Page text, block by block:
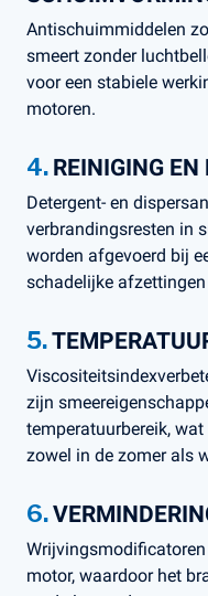
Antischuimmiddelen
smeert zonder
voor een stabiele
motoren.
4. REINIGING EN
Detergent- en
verbrandingsresten in
worden afgevoerd bij
schadelijke
5.
zijn
temperatuurbereik,
zowel in de zomer als
6.
motor, waardoor het